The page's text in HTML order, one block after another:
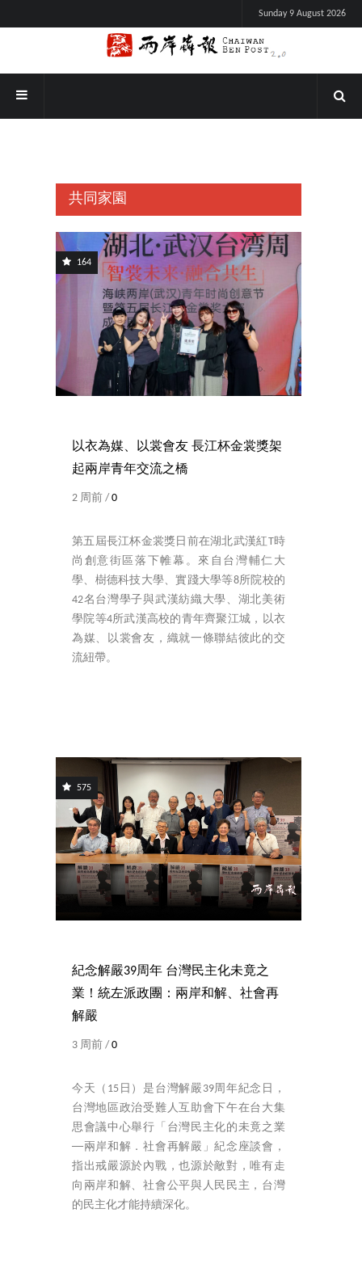
Sunday 9 August 2026
共同家園
164
以衣為媒、以裳會友 長江杯金裳獎架
起兩岸青年交流之橋
2 周前 /0
第五屆長江杯金裳獎日前在湖北武漢紅T時
尚創意街區落下帷幕。來自台灣輔仁大
學、樹德科技大學、實踐大學等8所院校的
42名台灣學子與武漢紡織大學、湖北美術
學院等4所武漢高校的青年齊聚江城，以衣
為媒、以裳會友，織就一條聯結彼此的交
流紐帶。
575
紀念解嚴39周年 台灣民主化未竟之
業！統左派政團：兩岸和解、社會再
解嚴
3 周前 / 0
今天（15日）是台灣解嚴39周年紀念日，
台灣地區政治受難人互助會下午在台大集
思會議中心舉行「台灣民主化的未竟之業
──兩岸和解．社會再解嚴」紀念座談會，
指出戒嚴源於內戰，也源於敵對，唯有走
向兩岸和解、社會公平與人民民主，台灣
的民主化才能持續深化。